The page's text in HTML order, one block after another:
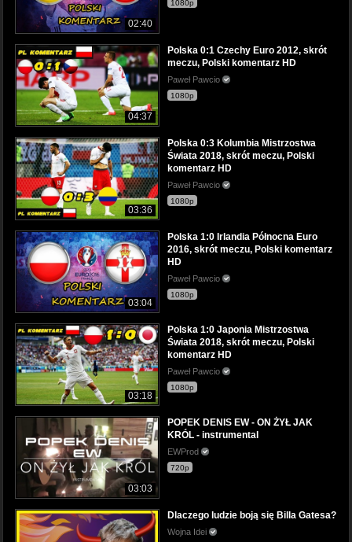
02:40
1080p
04:37
Polska 0:1 Czechy Euro 2012, skrót
meczu, Polski komentarz HD
Paweł Pawcio
1080p
03:36
Polska 0:3 Kolumbia Mistrzostwa
Świata 2018, skrót meczu, Polski
komentarz HD
Paweł Pawcio
1080p
03:04
Polska 1:0 Irlandia Północna Euro
2016, skrót meczu, Polski komentarz
HD
Paweł Pawcio
1080p
03:18
Polska 1:0 Japonia Mistrzostwa
Świata 2018, skrót meczu, Polski
komentarz HD
Paweł Pawcio
1080p
03:03
POPEK DENIS EW - ON ŻYŁ JAK
KRÓL - instrumental
EWProd
720p
Dlaczego ludzie boją się Billa Gatesa?
Wojna Idei